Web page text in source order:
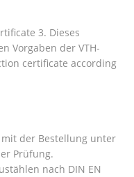
3. Dieses
Vorgaben der VTH-
certificate according
der Bestellung unter
Prüfung.
nach DIN EN